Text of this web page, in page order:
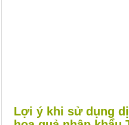
Lợi ý khi sử dụng